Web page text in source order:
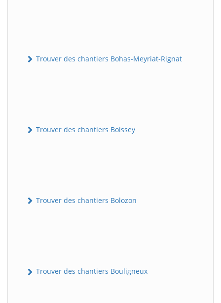
Trouver des chantiers Bohas-Meyriat-Rignat
Trouver des chantiers Boissey
Trouver des chantiers Bolozon
Trouver des chantiers Bouligneux